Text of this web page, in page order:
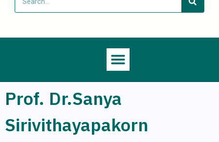
Prof. Dr.Sanya
Sirivithayapakorn